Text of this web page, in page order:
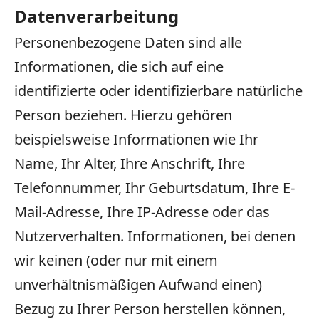
Datenverarbeitung
Personenbezogene Daten sind alle
Informationen, die sich auf eine
identifizierte oder identifizierbare natürliche
Person beziehen. Hierzu gehören
beispielsweise Informationen wie Ihr
Name, Ihr Alter, Ihre Anschrift, Ihre
Telefonnummer, Ihr Geburtsdatum, Ihre E-
Mail-Adresse, Ihre IP-Adresse oder das
Nutzerverhalten. Informationen, bei denen
wir keinen (oder nur mit einem
unverhältnismäßigen Aufwand einen)
Bezug zu Ihrer Person herstellen können,